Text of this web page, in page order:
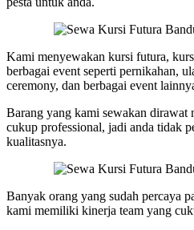
Kami menyewakan kursi futura,
berbagai event seperti pernikahan,
ceremony, dan berbagai event
Barang yang kami sewakan dirawat
cukup professional, jadi anda tidak
kualitasnya.
Banyak orang yang sudah percaya
kami memiliki kinerja team yang